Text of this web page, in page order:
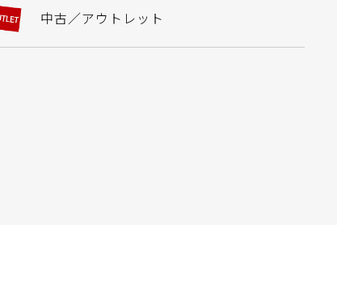
中古／アウトレット